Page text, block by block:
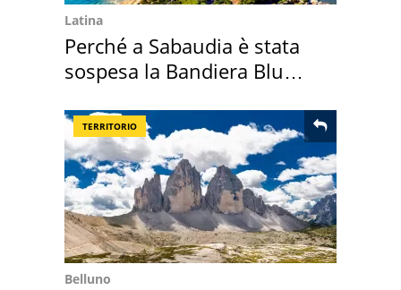
Latina
Perché a Sabaudia è stata
sospesa la Bandiera Blu
TERRITORIO
Belluno